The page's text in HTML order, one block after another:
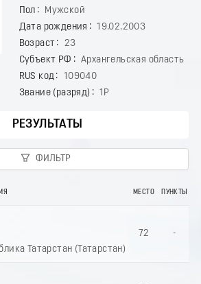
Пол
Мужской
Дата рождения
19.02.2003
Возраст
23
Субъект РФ
Архангельская область
RUS код
109040
Звание (разряд)
1Р
РЕЗУЛЬТАТЫ
ФИЛЬТР
МЕСТО ПУНКТЫ
Татарстан (Татарстан)
72 -